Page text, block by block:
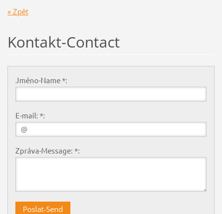
« Zpět
Kontakt-Contact
Jméno-Name *:
E-mail: *:
Zpráva-Message: *: